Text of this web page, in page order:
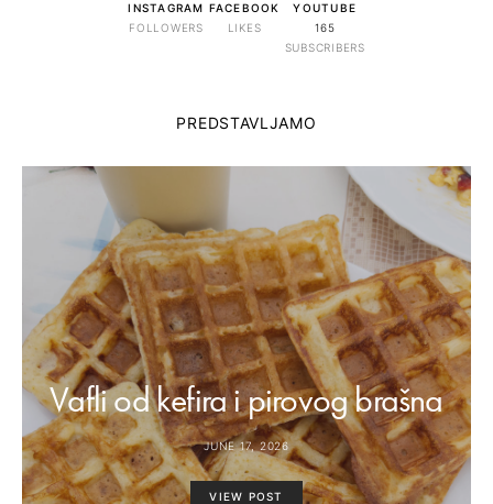
INSTAGRAM
FOLLOWERS
FACEBOOK
LIKES
YOUTUBE
165
SUBSCRIBERS
PREDSTAVLJAMO
Vafli od kefira i pirovog brašna
JUNE 17, 2026
VIEW POST